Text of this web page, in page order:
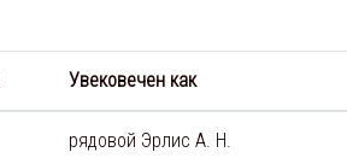
Увековечен как
рядовой Эрлис А. Н.